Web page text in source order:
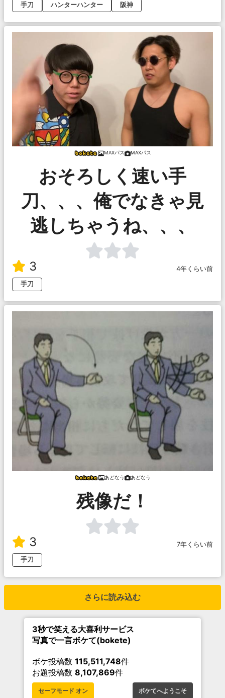
手刀
ハンターハンター 阪神
MAXパス MAXパス
おそろしく速い手
刀、、、俺でなきゃ見
逃しちゃうね、、、
3
4年くらい前
手刀
あどなう あどなう
残像だ！
3
7年くらい前
手刀
さらに読み込む
3秒で笑える大喜利サービス
写真で一言ボケて(bokete)
ボケ投稿数 115,511,748件
お題投稿数 8,107,869件
セーフモード オン ボケてへようこそ